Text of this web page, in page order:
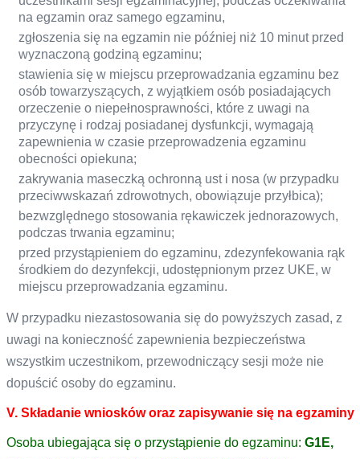
na egzamin oraz samego egzaminu,
zgłoszenia się na egzamin nie później niż 10 minut przed
wyznaczoną godziną egzaminu;
stawienia się w miejscu przeprowadzania egzaminu bez
osób towarzyszących, z wyjątkiem osób posiadających
orzeczenie o niepełnosprawności, które z uwagi na
przyczynę i rodzaj posiadanej dysfunkcji, wymagają
zapewnienia w czasie przeprowadzenia egzaminu
obecności opiekuna;
zakrywania maseczką ochronną ust i nosa (w przypadku
przeciwwskazań zdrowotnych, obowiązuje przyłbica);
bezwzględnego stosowania rękawiczek jednorazowych,
podczas trwania egzaminu;
przed przystąpieniem do egzaminu, zdezynfekowania rąk
środkiem do dezynfekcji, udostępnionym przez UKE, w
miejscu przeprowadzania egzaminu.
W przypadku niezastosowania się do powyższych zasad, z
uwagi na konieczność zapewnienia bezpieczeństwa
wszystkim uczestnikom, przewodniczący sesji może nie
dopuścić osoby do egzaminu.
V. Składanie wniosków oraz zapisywanie się na egzaminy
Osoba ubiegająca się o przystąpienie do egzaminu: G1E,